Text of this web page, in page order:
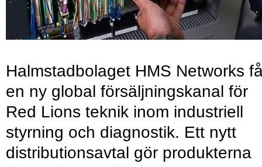
Halmstadbolaget HMS Networks
en ny global försäljningskanal för
Red Lions teknik inom industriell
styrning och diagnostik. Ett nytt
distributionsavtal gör produkterna